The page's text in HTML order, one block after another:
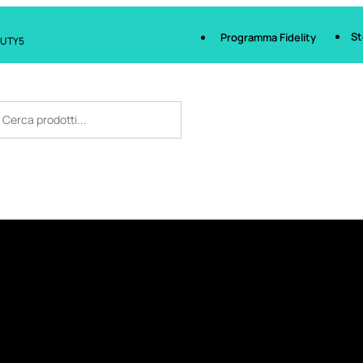
Programma Fidelity